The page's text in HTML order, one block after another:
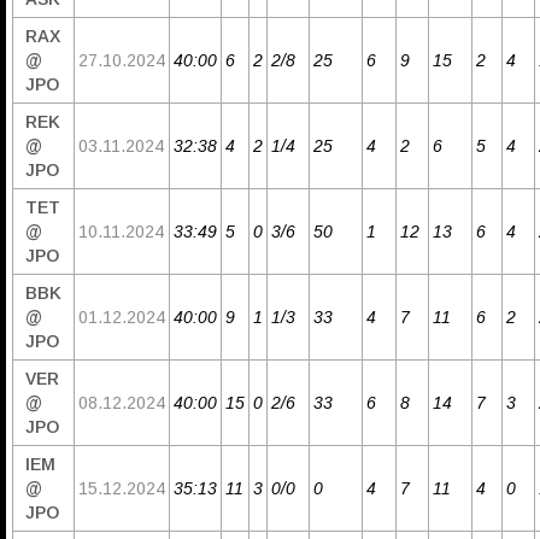
RAX
@
JPO
27.10.2024 40:00 6 2 2/8 25 6 9 15 2 4
REK
@
JPO
03.11.2024 32:38 4 2 1/4 25 4 2 6 5 4
TET
@
JPO
10.11.2024 33:49 5 0 3/6 50 1 12 13 6 4
BBK
@
JPO
01.12.2024 40:00 9 1 1/3 33 4 7 11 6 2
VER
@
JPO
08.12.2024 40:00 15 0 2/6 33 6 8 14 7 3
IEM
@
JPO
15.12.2024 35:13 11 3 0/0 0 4 7 11 4 0